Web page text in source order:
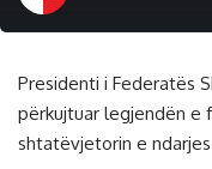
Presidenti i Federatës
përkujtuar legjendën e
shtatëvjetorin e